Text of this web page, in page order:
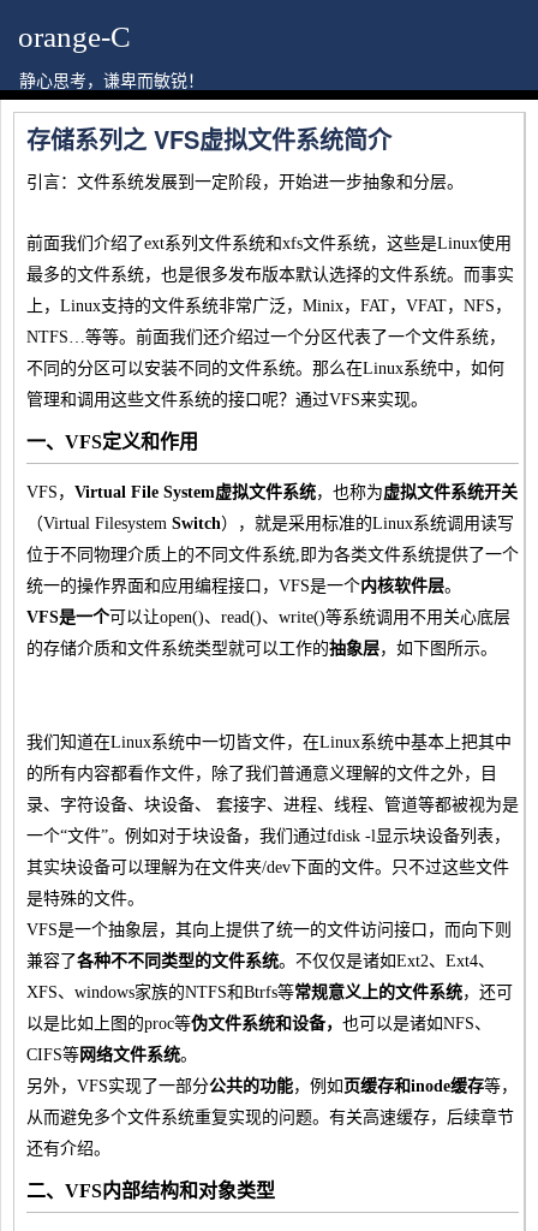
orange-C
静心思考，谦卑而敏锐！
存储系列之 VFS虚拟文件系统简介
引言：文件系统发展到一定阶段，开始进一步抽象和分层。
前面我们介绍了ext系列文件系统和xfs文件系统，这些是Linux使用
最多的文件系统，也是很多发布版本默认选择的文件系统。而事实
上，Linux支持的文件系统非常广泛，Minix，FAT，VFAT，NFS，
NTFS…等等。前面我们还介绍过一个分区代表了一个文件系统，
不同的分区可以安装不同的文件系统。那么在Linux系统中，如何
管理和调用这些文件系统的接口呢？通过VFS来实现。
一、VFS定义和作用
VFS， Virtual File System虚拟文件系统，也称为虚拟文件系统开关
（Virtual Filesystem Switch），就是采用标准的Linux系统调用读写
位于不同物理介质上的不同文件系统,即为各类文件系统提供了一个
统一的操作界面和应用编程接口，VFS是一个内核软件层。
VFS是一个可以让open()、read()、write()等系统调用不用关心底层
的存储介质和文件系统类型就可以工作的抽象层，如下图所示。
我们知道在Linux系统中一切皆文件，在Linux系统中基本上把其中
的所有内容都看作文件，除了我们普通意义理解的文件之外，目
录、字符设备、块设备、 套接字、进程、线程、管道等都被视为是
一个“文件”。例如对于块设备，我们通过fdisk -l显示块设备列表，
其实块设备可以理解为在文件夹/dev下面的文件。只不过这些文件
是特殊的文件。
VFS是一个抽象层，其向上提供了统一的文件访问接口，而向下则
兼容了各种不不同类型的文件系统。不仅仅是诸如Ext2、Ext4、
XFS、windows家族的NTFS和Btrfs等常规意义上的文件系统，还可
以是比如上图的proc等伪文件系统和设备， 也可以是诸如NFS、
CIFS等网络文件系统。
另外，VFS实现了一部分公共的功能，例如 页缓存和inode缓存等，
从而避免多个文件系统重复实现的问题。有关高速缓存，后续章节
还有介绍。
二、VFS内部结构和对象类型